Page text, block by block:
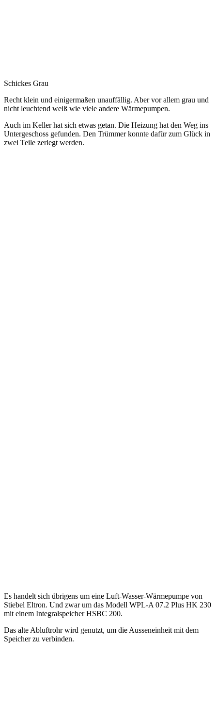
Schickes Grau
Recht klein und einigermaßen unauffällig. Aber vor allem grau und
nicht leuchtend weiß wie viele andere Wärmepumpen.
Auch im Keller hat sich etwas getan. Die Heizung hat den Weg ins
Untergeschoss gefunden. Den Trümmer konnte dafür zum Glück in
zwei Teile zerlegt werden.
Es handelt sich übrigens um eine Luft-Wasser-Wärmepumpe von
Stiebel Eltron. Und zwar um das Modell WPL-A 07.2 Plus HK 230
mit einem Integralspeicher HSBC 200.
Das alte Abluftrohr wird genutzt, um die Ausseneinheit mit dem
Speicher zu verbinden.